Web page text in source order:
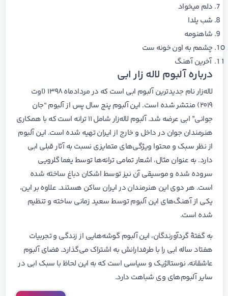
دلم میخواد
شب یلدا
شاهنومه
چشمم به اون خونه ست
آخرین آهنگ
درباره آلبوم لاله زار ابی
لاله‌زار نام جدیدترین آلبوم ابی است که در مردادماه ۱۳۹۸ (اوت
۲۰۱۹) منتشر شده است. این آلبوم پنج سال پس از آلبوم “جان
جوانی” ابی عرضه شد. آلبوم لاله‌زار شامل ۱۱ ترانه است که با همکاری
هنرمندان جوان در داخل و خارج از ایران تهیه شده است. این آلبوم
از نظر سبک و محتوا ویژگی‌های متمایزی نسبت به آثار قبلی ابی
دارد. به عنوان مثال، اشعار تمامی ترانه‌ها توسط یغما گلرویی
سروده شده و موسیقی آن نیز توسط اشکان دباغ ساخته شده
است. هر دوی این هنرمندان در ایران ساکن هستند. علاوه بر این،
یکی از آهنگ‌های این آلبوم توسط سعید زمانی ساخته و تنظیم
شده است.
به گفتهٔ گردآورندگان، این آلبوم گوشه‌هایی از زندگی و تجربیات
هفتاد ساله ابی را با طرفدارانش به اشتراک می‌گذارد. فضای آلبوم
عاشقانه، نوستالژیک و سیاسی است که به این لحاظ با سبک ابی در
سایر آلبوم‌های وی شباهت دارد.